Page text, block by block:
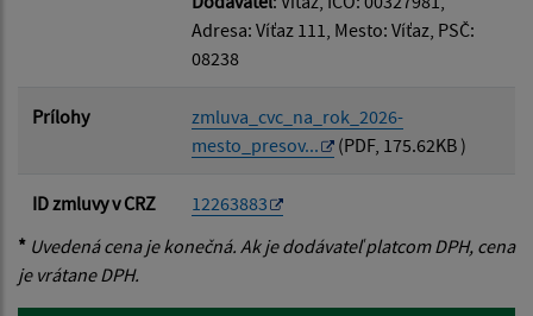
Adresa: Víťaz 111, Mesto: Víťaz, PSČ:
08238
Prílohy
zmluva_cvc_na_rok_2026-
mesto_presov...
(PDF, 175.62KB )
ID zmluvy v CRZ
12263883
* Uvedená cena je konečná. Ak je dodávateľ platcom DPH, cena
je vrátane DPH.